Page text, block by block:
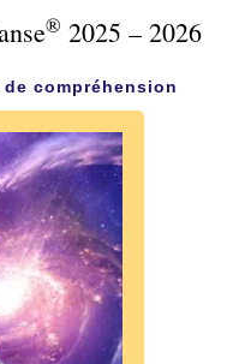
® 2025 – 2026
compréhension